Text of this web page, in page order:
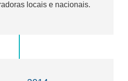
locais e nacionais.